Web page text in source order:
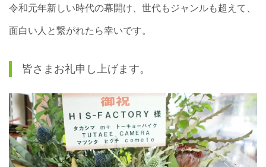
令和元年新しい時代の幕開け、世代もジャンルも超えて、
面白い人と繋がれたら幸いです。
皆さまお礼申し上げます。